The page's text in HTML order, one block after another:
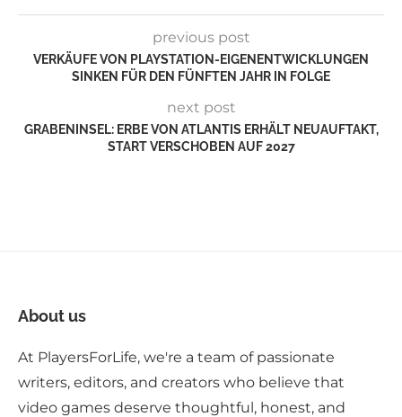
previous post
VERKÄUFE VON PLAYSTATION-EIGENENTWICKLUNGEN
SINKEN FÜR DEN FÜNFTEN JAHR IN FOLGE
next post
GRABENINSEL: ERBE VON ATLANTIS ERHÄLT NEUAUFTAKT,
START VERSCHOBEN AUF 2027
About us
At PlayersForLife, we're a team of passionate
writers, editors, and creators who believe that
video games deserve thoughtful, honest, and